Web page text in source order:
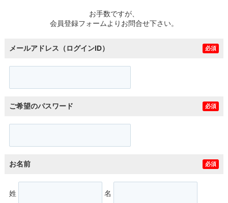
お手数ですが、
会員登録フォームよりお問合せ下さい。
メールアドレス（ログインID） 必須
ご希望のパスワード 必須
お名前 必須
姓 名